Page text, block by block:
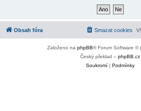
Obsah fóra Smazat cookies
Založeno na phpBB® Forum Software ©
Český překlad – phpBB.cz
Soukromí| Podmínky